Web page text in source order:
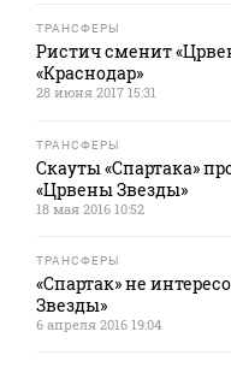
ТРАНСФЕРЫ
Ристич сменит
«Краснодар»
28 июня 2017 15:31
ТРАНСФЕРЫ
Скауты «Спартака»
«Црвены Звезды»
18 мая 2016 10:52
ТРАНСФЕРЫ
«Спартак» не
Звезды»
6 апреля 2016 19:04